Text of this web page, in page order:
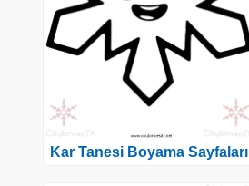
Kar Tanesi Boyama Sayfaları